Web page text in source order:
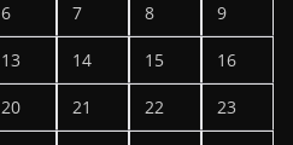
6 7 8 9
13 14 15 16
20 21 22 23